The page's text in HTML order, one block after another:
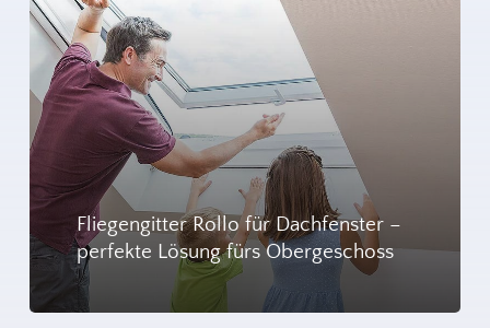
Bedarf und Situation. Dies macht sie besonders
attraktiv für Mieter oder Menschen, die ihre
Wohnsituation häufig ändern.
den Fensterrahmen, potenziell schädlich und
nicht für jeden geeignet
Weniger Flexibilität bei Nutzung, schwieriger zu
entfernen oder anzupassen, besonders für
kurzfristige oder saisonale Nutzung
Die Entscheidung für Insektenschutzfenster ohne
oder mit Bohren hängt letztendlich von den
individuellen Bedürfnissen, Wohnsituationen und
Fliegengitter Rollo für Dachfenster –
perfekte Lösung fürs Obergeschoss